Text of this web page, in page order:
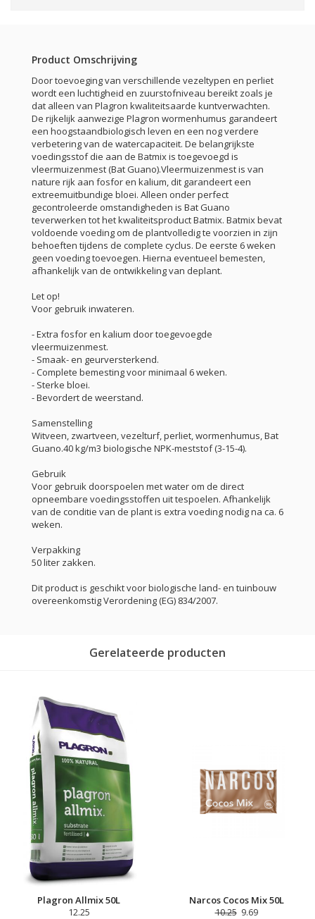
Product Omschrijving
Door toevoeging van verschillende vezeltypen en perliet
wordt een luchtigheid en zuurstofniveau bereikt zoals je
dat alleen van Plagron kwaliteitsaarde kuntverwachten.
De rijkelijk aanwezige Plagron wormenhumus garandeert
een hoogstaandbiologisch leven en een nog verdere
verbetering van de watercapaciteit. De belangrijkste
voedingsstof die aan de Batmix is toegevoegd is
vleermuizenmest (Bat Guano).Vleermuizenmest is van
nature rijk aan fosfor en kalium, dit garandeert een
extreemuitbundige bloei. Alleen onder perfect
gecontroleerde omstandigheden is Bat Guano
teverwerken tot het kwaliteitsproduct Batmix. Batmix bevat
voldoende voeding om de plantvolledig te voorzien in zijn
behoeften tijdens de complete cyclus. De eerste 6 weken
geen voeding toevoegen. Hierna eventueel bemesten,
afhankelijk van de ontwikkeling van deplant.
Let op!
Voor gebruik inwateren.
- Extra fosfor en kalium door toegevoegde
vleermuizenmest.
- Smaak- en geurversterkend.
- Complete bemesting voor minimaal 6 weken.
- Sterke bloei.
- Bevordert de weerstand.
Samenstelling
Witveen, zwartveen, vezelturf, perliet, wormenhumus, Bat
Guano.40 kg/m3 biologische NPK-meststof (3-15-4).
Gebruik
Voor gebruik doorspoelen met water om de direct
opneembare voedingsstoffen uit tespoelen. Afhankelijk
van de conditie van de plant is extra voeding nodig na ca. 6
weken.
Verpakking
50 liter zakken.
Dit product is geschikt voor biologische land- en tuinbouw
overeenkomstig Verordening (EG) 834/2007.
Gerelateerde producten
Plagron Allmix 50L
12.25
Narcos Cocos Mix 50L
10.259.69